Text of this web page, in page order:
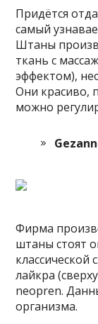
Придётся
самый
Штаны
ткань с
эффектом),
Они красиво,
можно
Фирма
штаны стоят
классической
лайкра
neopren.
организма.